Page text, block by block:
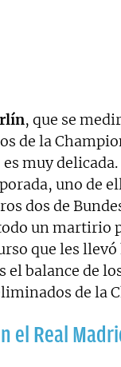
, que se
de la
muy
uno de
dos de
un martirio
que les llevó
el balance de
de la
el Real